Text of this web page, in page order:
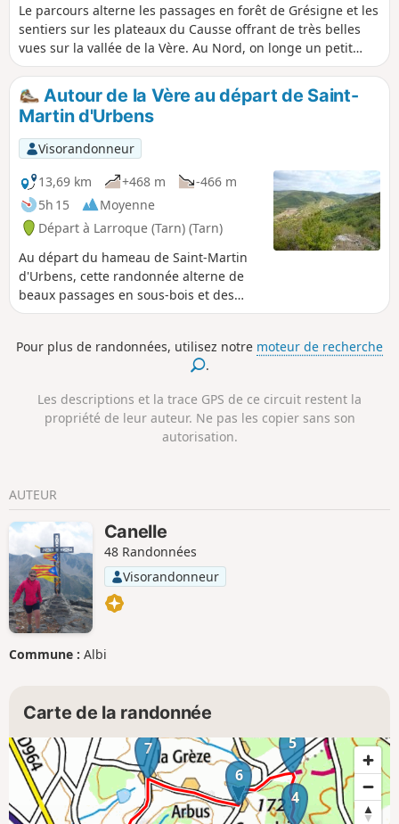
Le parcours alterne les passages en forêt de Grésigne et les
sentiers sur les plateaux du Causse offrant de très belles
vues sur la vallée de la Vère. Au Nord, on longe un petit
ruisseau bordé de grottes qui ne sont pas accessibles du
sentier. Un raccourci est également proposé en cas de
basses eaux de la Vère au niveau du gué. Cette randonnée
est une variante longue de la randonnée "Autour de la Vère
au départ de Saint-Martin d'Urbens" publiée sur Visorando.
Autour de la Vère au départ de Saint-
Martin d'Urbens
Visorandonneur
13,69 km
+468 m
-466 m
5h 15
Moyenne
Départ à Larroque (Tarn) (Tarn)
Au départ du hameau de Saint-Martin
d'Urbens, cette randonnée alterne de
beaux passages en sous-bois et des
parties plus dégagées sur le causse
Vère. Effectué pour les deux-tiers hors
des sentiers battus et balisés, ce circuit
amateurs de calme au sein d'une nature
sauvage et préservée.
Pour plus de randonnées, utilisez notre moteur de recherche
.
Les descriptions et la trace GPS de ce circuit restent la
propriété de leur auteur. Ne pas les copier sans son
autorisation.
AUTEUR
Canelle
48 Randonnées
Visorandonneur
Commune : Albi
Carte de la randonnée
4
5
6
7